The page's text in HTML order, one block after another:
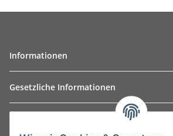
Informationen
Gesetzliche Informationen